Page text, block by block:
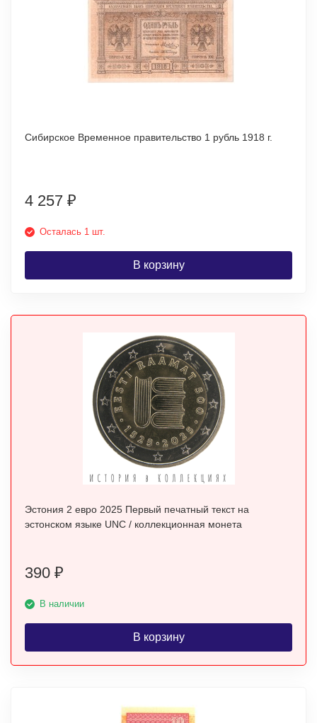
Сибирское Временное правительство 1 рубль 1918 г.
4 257 ₽
Осталась 1 шт.
В корзину
Эстония 2 евро 2025 Первый печатный текст на
эстонском языке UNC / коллекционная монета
390 ₽
В наличии
В корзину